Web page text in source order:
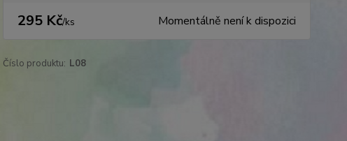
295 Kč/ks Momentálně není k dispozici
Číslo produktu: L08